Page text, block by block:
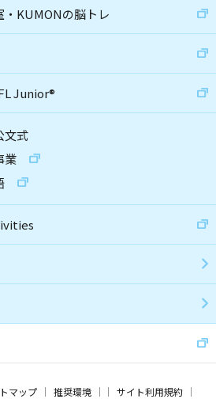
・KUMONの脳トレ
Junior®
文式
業
マップ 推奨環境 サイト利用規約